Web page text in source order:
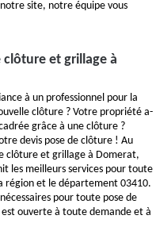
site, notre équipe vous
et grillage à
à un professionnel pour la
clôture ? Votre propriété a-
grâce à une clôture ?
devis pose de clôture ! Au
clôture et grillage à Domerat,
les meilleurs services pour toute
région et le département 03410.
pour toute pose de
ouverte à toute demande et à